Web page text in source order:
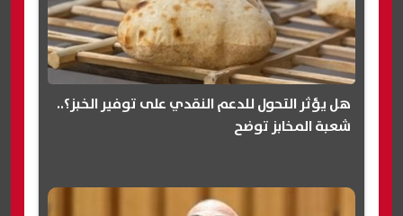
هل يؤثر التحول للدعم النقدي على توفير الخبز؟..
شعبة المخابز توضح